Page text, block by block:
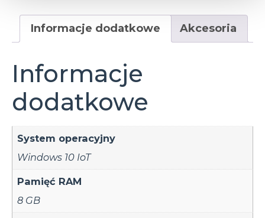
Informacje dodatkowe Akcesoria
Informacje
dodatkowe
System operacyjny
Windows 10 IoT
Pamięć RAM
8 GB